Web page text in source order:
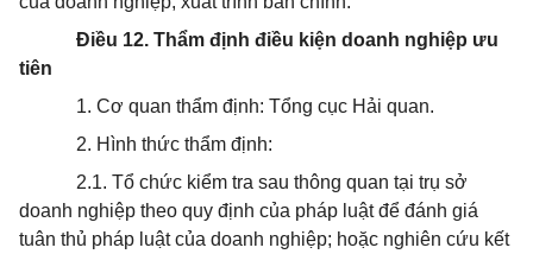
Điều 12. Thẩm định điều kiện doanh nghiệp ưu
tiên
1. Cơ quan thẩm định: Tổng cục Hải quan.
2. Hình thức thẩm định:
2.1. Tổ chức kiểm tra sau thông quan tại trụ sở
doanh nghiệp theo quy định của pháp luật để đánh giá
tuân thủ pháp luật của doanh nghiệp; hoặc nghiên cứu kết